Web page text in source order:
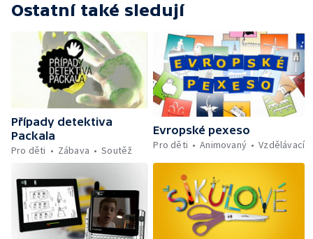
Ostatní také sledují
Případy detektiva
Packala
Pro děti
Zábava Soutěž
Evropské pexeso
Pro děti
Animovaný Vzdělávací